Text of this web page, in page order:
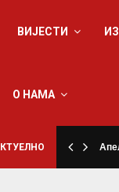
ВИЈЕСТИ
О НАМА